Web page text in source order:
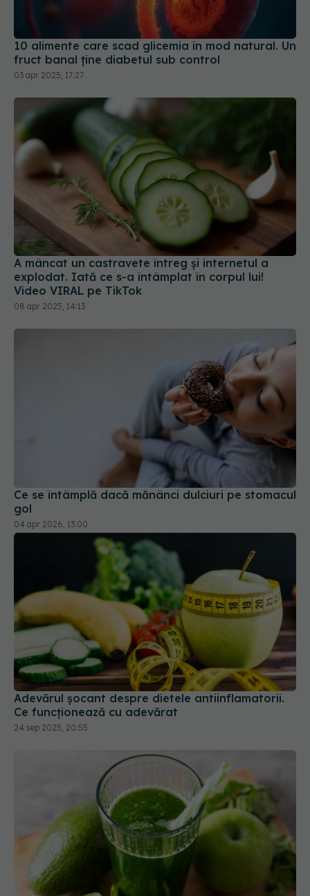
10 alimente care scad glicemia în mod natural. Un
fruct banal ține diabetul sub control
03 apr 2025, 17:27
A mâncat un castravete întreg și internetul a
explodat. Iată ce s-a întâmplat în corpul lui!
Video VIRAL pe TikTok
08 apr 2025, 14:13
Ce se întâmplă dacă mănânci dulciuri pe stomacul
04 apr 2026, 13:00
Adevărul șocant despre dietele antiinflamatorii.
Ce funcționează cu adevărat
24 sep 2025, 20:55
Sucurile verzi: detox real sau doar marketing?